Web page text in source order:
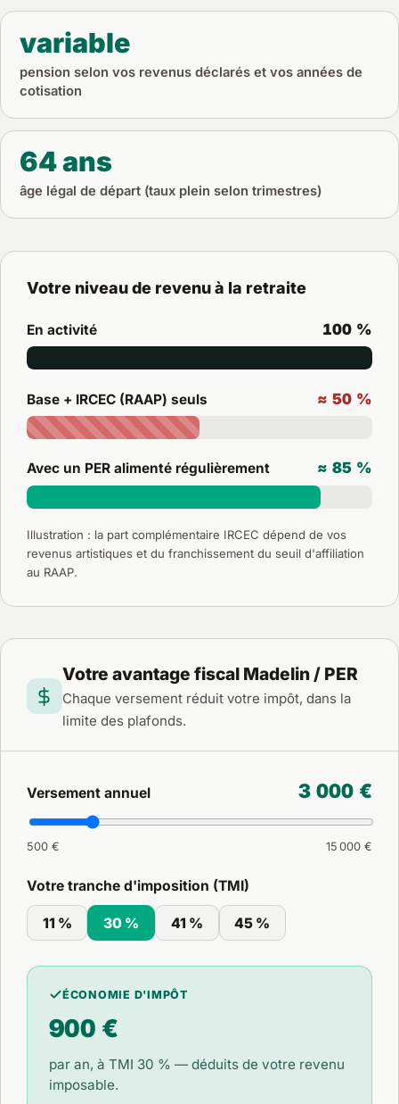
variable
pension selon vos revenus déclarés et vos années de
cotisation
64 ans
âge légal de départ (taux plein selon trimestres)
Votre niveau de revenu à la retraite
En activité 100 %
Base + IRCEC (RAAP) seuls ≈ 50 %
Avec un PER alimenté régulièrement ≈ 85 %
Illustration : la part complémentaire IRCEC dépend de vos
revenus artistiques et du franchissement du seuil d'affiliation
au RAAP.
Votre avantage fiscal Madelin / PER
Chaque versement réduit votre impôt, dans la
limite des plafonds.
Versement annuel 3 000 €
500 € 15 000 €
Votre tranche d'imposition (TMI)
11 % 30 % 41 % 45 %
ÉCONOMIE D'IMPÔT
900 €
par an, à TMI 30 % — déduits de votre revenu
imposable.